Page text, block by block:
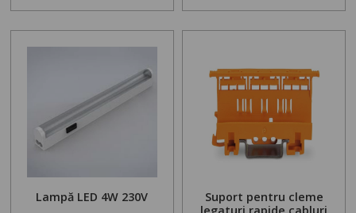
Lampă LED 4W 230V
Suport pentru cleme
legaturi rapide cabluri